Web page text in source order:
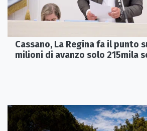
Cassano, La Regina fa il punto
milioni di avanzo solo 215mila